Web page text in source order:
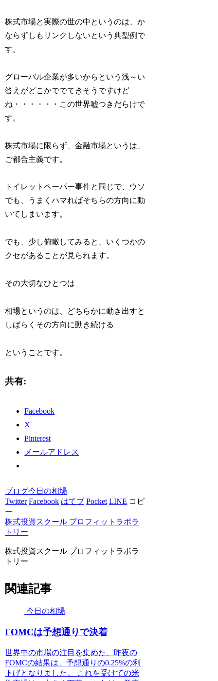
株式市場と実際の世の中というのは、か
ならずしもリンクしないという典型例で
す。
グローバル企業が多いからという浅～い
答えがどこかででてきそうですけど
ね・・・・・・この世界嘘つきだらけで
す。
株式市場に限らず、金融市場というは、
ご都合主義です。
トイレットペーパー事件と同じで、ウソ
でも、うまくハマればそちらの方向に動
いてしまいます。
でも、少し俯瞰してみると、いくつかの
クセがあることが見られます。
その大切なひとつは
相場というのは、どちらかに動き出すと
しばらくその方向に動き続ける
ということです。
共有:
Facebook
X
Pinterest
メールアドレス
ブログ今日の相場
Twitter Facebook はてブ Pocket LINE コピ
ー
株式投資スクール プロフィットラボラ
トリー
株式投資スクール プロフィットラボラ
トリー
関連記事
今日の相場
FOMCは予想通りで決着
世界中の市場の注目を集めた、昨夜の
FOMCの結果は、予想通りの0.25%の利
下げとなりました。 これを受けての米